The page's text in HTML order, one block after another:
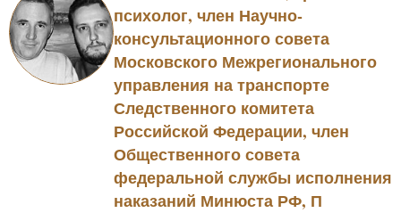
психолог, член Научно-
консультационного совета
Московского Межрегионального
управления на транспорте
Следственного комитета
Российской Федерации, член
Общественного совета
федеральной службы исполнения
наказаний Минюста РФ, П